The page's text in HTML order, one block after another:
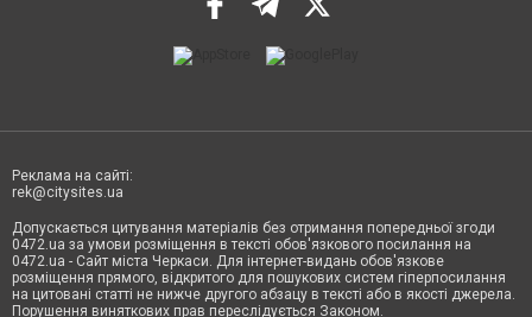
Реклама на сайті:
rek@citysites.ua
Допускається цитування матеріалів без отримання попередньої згоди
0472.ua за умови розміщення в тексті обов'язкового посилання на
0472.ua - Сайт міста Черкаси. Для інтернет-видань обов'язкове
розміщення прямого, відкритого для пошукових систем гіперпосилання
на цитовані статті не нижче другого абзацу в тексті або в якості джерела.
Порушення виняткових прав переслідується Законом.